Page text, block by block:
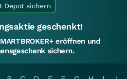
Depot sichern
geschenkt!
eröffnen und
sichern.